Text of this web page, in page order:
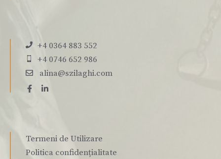
+4 0364 883 552
+4 0746 652 986
alina@szilaghi.com
Termeni de Utilizare
Politica confidențialitate